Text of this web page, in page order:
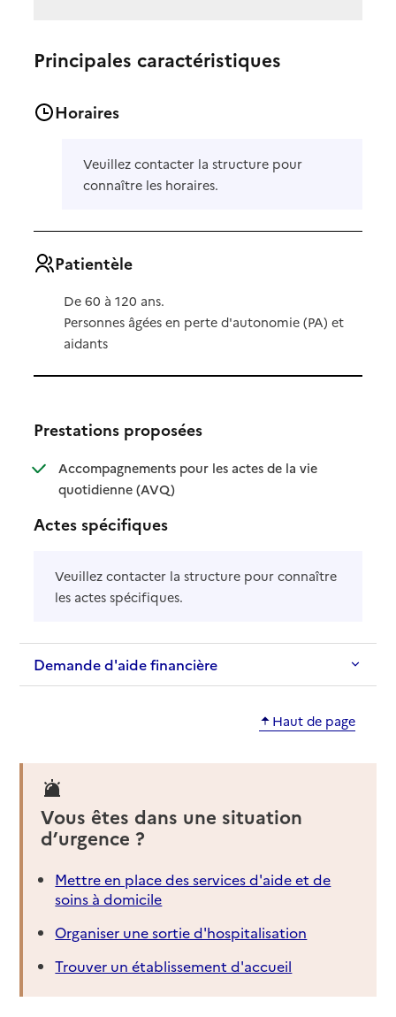
Principales caractéristiques
Horaires
Veuillez contacter la structure pour
connaître les horaires.
Patientèle
De 60 à 120 ans.
Personnes âgées en perte d'autonomie (PA) et
aidants
Prestations proposées
Accompagnements pour les actes de la vie
quotidienne (AVQ): disponible
: non disponible
Actes spécifiques
Veuillez contacter la structure pour connaître
les actes spécifiques.
Demande d'aide financière
Haut de page
Vous êtes dans une situation
d’urgence ?
Mettre en place des services d'aide et de
soins à domicile
Organiser une sortie d'hospitalisation
Trouver un établissement d'accueil